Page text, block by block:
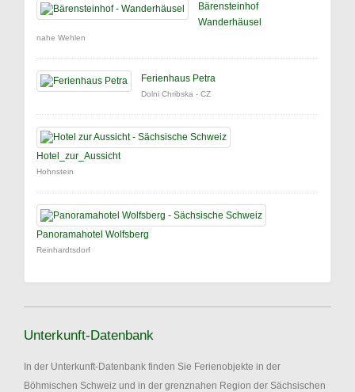
Bärensteinhof
Wanderhäusel
nahe Wehlen
Ferienhaus Petra
Dolni Chribska - CZ
Hotel_zur_Aussicht
Hohnstein
Panoramahotel Wolfsberg
Reinhardtsdorf
Unterkunft-Datenbank
In der Unterkunft-Datenbank finden Sie Ferienobjekte in der
Böhmischen Schweiz und in der grenznahen Region der Sächsischen